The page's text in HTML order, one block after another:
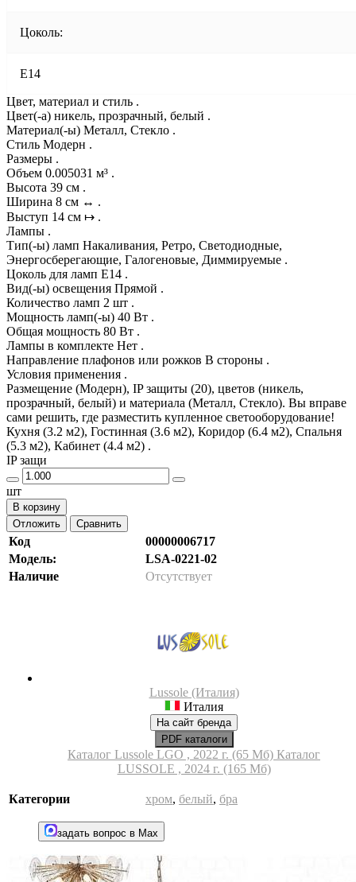
Цоколь:
E14
Цвет, материал и стиль .
Цвет(-а) никель, прозрачный, белый .
Материал(-ы) Металл, Стекло .
Стиль Модерн .
Размеры .
Объем 0.005031 м³ .
Высота 39 см .
Ширина 8 см ↔ .
Выступ 14 см ↦ .
Лампы .
Тип(-ы) ламп Накаливания, Ретро, Светодиодные,
Энергосберегающие, Галогеновые, Диммируемые .
Цоколь для ламп E14 .
Вид(-ы) освещения Прямой .
Количество ламп 2 шт .
Мощность ламп(-ы) 40 Вт .
Общая мощность 80 Вт .
Лампы в комплекте Нет .
Направление плафонов или рожков В стороны .
Условия применения .
Размещение (Модерн), IP защиты (20), цветов (никель,
прозрачный, белый) и материала (Металл, Стекло). Вы вправе
сами решить, где разместить купленное светооборудование!
Кухня (3.2 м2), Гостинная (3.6 м2), Коридор (6.4 м2), Спальня
(5.3 м2), Кабинет (4.4 м2) .
IP защи
шт
В корзину
Отложить
Сравнить
Код
00000006717
Модель:
LSA-0221-02
Наличие
Отсутствует
Lussole (Италия)
Италия
На сайт бренда
PDF каталоги
Каталог Lussole LGO , 2022 г. (65 Мб) Каталог
LUSSOLE , 2024 г. (165 Мб)
Категории хром, белый, бра
задать вопрос в Max